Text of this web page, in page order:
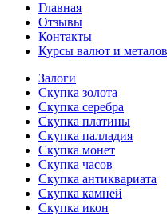
Главная
Отзывы
Контакты
Курсы валют и металов
Залоги
Скупка золота
Скупка серебра
Скупка платины
Скупка палладия
Скупка монет
Скупка часов
Скупка антиквариата
Скупка камней
Скупка икон